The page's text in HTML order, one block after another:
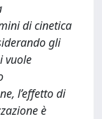
di cinetica
gli
vuole
l’effetto di
è